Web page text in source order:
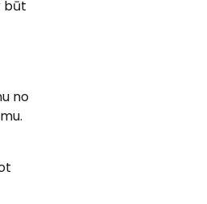
būt
no